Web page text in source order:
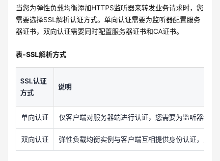
当您为弹性负载均衡添加HTTPS监听器来转发业务请求时，您
需要选择SSL解析认证方式。单向认证需要为监听器配置服务
器证书，双向认证需要同时配置服务器证书和CA证书。
表-SSL解析方式
SSL认证
方式
说明
单向认证 仅客户端对服务器端进行认证，您需要为监听器绑
双向认证 弹性负载均衡实例与客户端互相提供身份认证，从